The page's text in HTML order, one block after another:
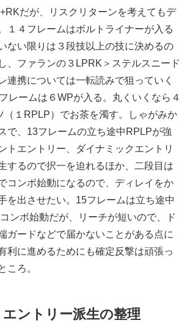
だが、リスクリターンを考えてもデ
１４フレームはボルトライナーが入る
ない限りは３段技以上の技に決めるの
、ファランの３LPRK＞ステルスニード
連携については一転読みで狙っていく
レームは６WPが入る。丸くいくなら４
（１RPLP）でお茶を濁す。しゃがみか
で、13フレームの立ち途中RPLPが強
トエントリー、ダイナミックエントリ
するので択一を迫れるほか、二段目は
コンボ始動になるので、ディレイをか
を出させたい。15フレームは立ち途中
ンボ始動だが、リーチが短いので、ド
ガードなどで届かないことがある点に
利に進めるためにも確定反撃は頑張っ
ころ。
ントリー派生の整理